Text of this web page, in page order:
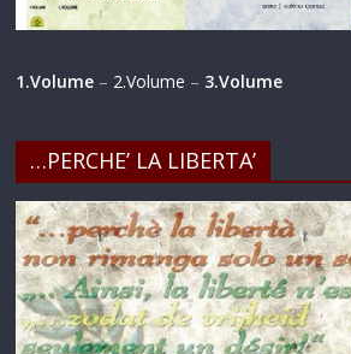
1.Volume – 2.Volume – 3.Volume
…PERCHE’ LA LIBERTA’